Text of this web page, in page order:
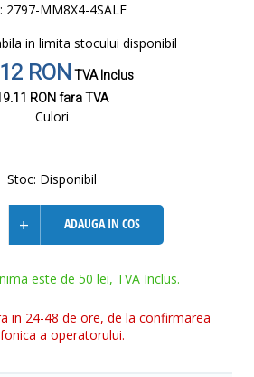
2797-MM8X4-4SALE
in limita stocului disponibil
RONTVA Inclus
RONfara TVA
Culori
Stoc: Disponibil
+ ADAUGA IN COS
este de 50 lei, TVA Inclus.
in 24-48 de ore, de la confirmarea
a operatorului.